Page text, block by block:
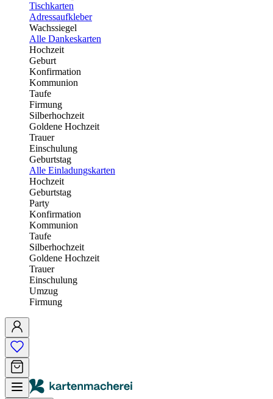
Tischkarten
Adressaufkleber
Wachssiegel
Alle Dankeskarten
Hochzeit
Geburt
Konfirmation
Kommunion
Taufe
Firmung
Silberhochzeit
Goldene Hochzeit
Trauer
Einschulung
Geburtstag
Alle Einladungskarten
Hochzeit
Geburtstag
Party
Konfirmation
Kommunion
Taufe
Silberhochzeit
Goldene Hochzeit
Trauer
Einschulung
Umzug
Firmung